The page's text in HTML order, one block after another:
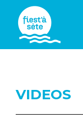
VIDEOS